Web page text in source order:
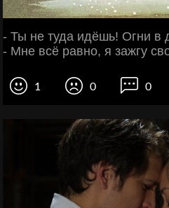
- Ты не туда идёшь! Огни в
- Мне всё равно, я зажгу
1 0 0